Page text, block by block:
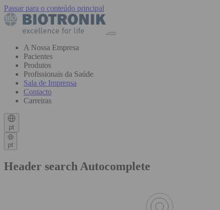
Passar para o conteúdo principal
A Nossa Empresa
Pacientes
Produtos
Profissionais da Saúde
Sala de Imprensa
Contacto
Carreiras
pt
pt
Header search Autocomplete